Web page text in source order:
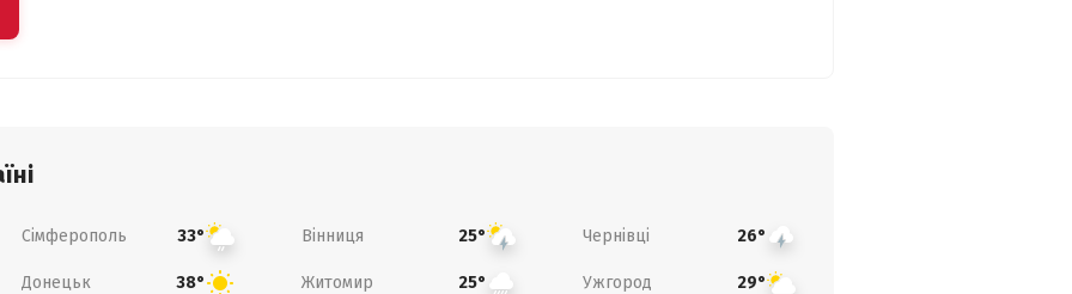
Сімферополь 33° Вінниця 25° Чернівці 26°
Донецьк 38° Житомир 25° Ужгород 29°